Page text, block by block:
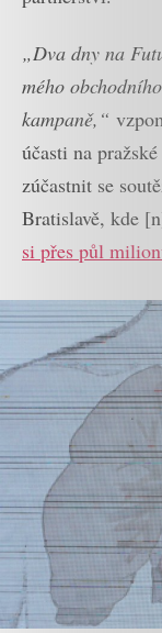
„Dva dny na
mého
kampaně,“
účasti na
zúčastnit se
Bratislavě, kde
si přes půl